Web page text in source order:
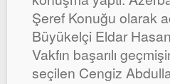
Şeref Konuğu olarak
Büyükelçi Eldar
Vakfın başarılı
seçilen Cengiz